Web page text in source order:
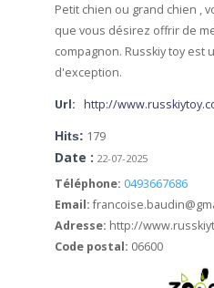
Petit chien ou grand chien ,
que vous désirez offrir de
compagnon. Russkiy toy est
d'exception.
Url: http://
Hits: 179
Date : 22-07-2025
Téléphone: 0493667686
Email:
Adresse: http://
Code postal: 06600